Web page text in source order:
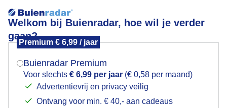
Welkom bij Buienradar, hoe wil je verder
gaan?
Premium € 6,99 / jaar
Buienradar Premium
Voor slechts € 6,99 per jaar (€ 0,58 per maand)
Advertentievrij en privacy veilig
Ontvang voor min. € 40,- aan cadeaus
Zon
Mogen we je locatie gebruiken voor het
Indien je hier nog geen akkoord op hebt gegeven,